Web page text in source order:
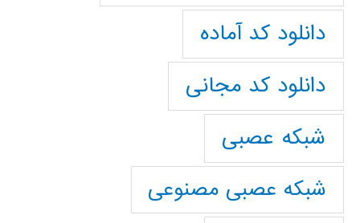
دانلود کد آماده
دانلود کد مجانی
شبکه عصبی
شبکه عصبی مصنوعی